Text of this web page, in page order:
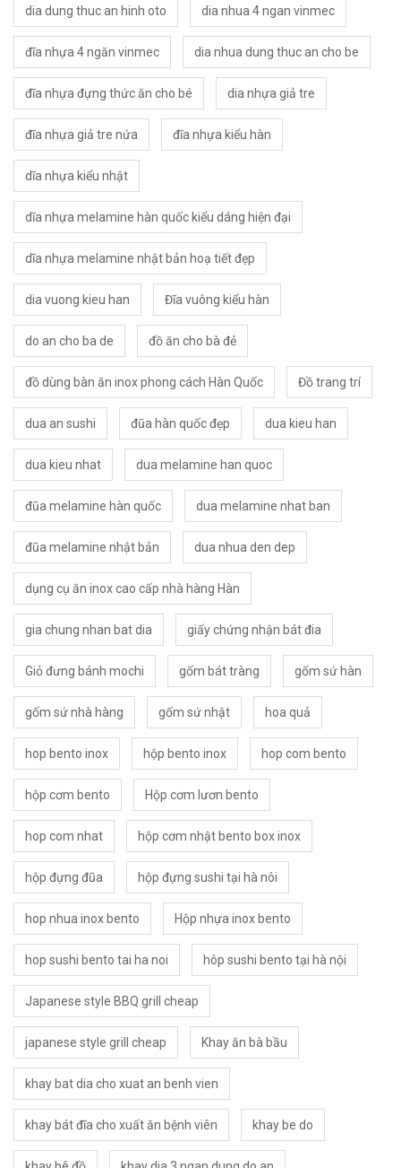
dia dung thuc an hinh oto dia nhua 4 ngan vinmec
đĩa nhựa 4 ngăn vinmec dia nhua dung thuc an cho be
đĩa nhựa đựng thức ăn cho bé dia nhựa giả tre
đĩa nhựa giả tre nứa đĩa nhựa kiểu hàn
dĩa nhựa kiểu nhật
dĩa nhựa melamine hàn quốc kiểu dáng hiện đại
dĩa nhựa melamine nhật bản hoạ tiết đẹp
dia vuong kieu han Đĩa vuông kiểu hàn
do an cho ba de đồ ăn cho bà đẻ
đồ dùng bàn ăn inox phong cách Hàn Quốc Đồ trang trí
dua an sushi đũa hàn quốc đẹp dua kieu han
dua kieu nhat dua melamine han quoc
đũa melamine hàn quốc dua melamine nhat ban
đũa melamine nhật bản dua nhua den dep
dụng cụ ăn inox cao cấp nhà hàng Hàn
gia chung nhan bat dia giấy chứng nhận bát đia
Giỏ đưng bánh mochi gốm bát tràng gốm sứ hàn
gốm sứ nhà hàng gốm sứ nhật hoa quả
hop bento inox hộp bento inox hop com bento
hộp cơm bento Hộp cơm lươn bento
hop com nhat hộp cơm nhật bento box inox
hộp đựng đũa hộp đựng sushi tại hà nôi
hop nhua inox bento Hộp nhựa inox bento
hop sushi bento tai ha noi hôp sushi bento tại hà nội
Japanese style BBQ grill cheap
japanese style grill cheap Khay ăn bà bầu
khay bat dia cho xuat an benh vien
khay bát đĩa cho xuất ăn bệnh viên khay be do